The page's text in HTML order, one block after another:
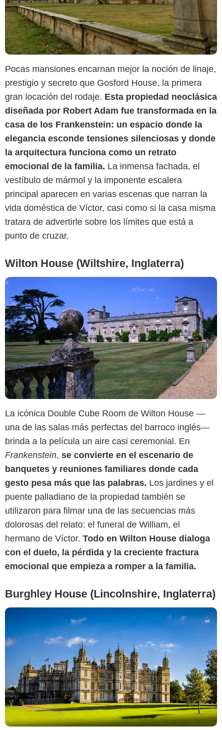
Pocas mansiones encarnan mejor la noción de linaje,
prestigio y secreto que Gosford House, la primera
gran locación del rodaje. Esta propiedad neoclásica
diseñada por Robert Adam fue transformada en la
casa de los Frankenstein: un espacio donde la
elegancia esconde tensiones silenciosas y donde
la arquitectura funciona como un retrato
emocional de la familia. La inmensa fachada, el
vestíbulo de mármol y la imponente escalera
principal aparecen en varias escenas que narran la
vida doméstica de Víctor, casi como si la casa misma
tratara de advertirle sobre los límites que está a
punto de cruzar.
Wilton House (Wiltshire, Inglaterra)
La icónica Double Cube Room de Wilton House —
una de las salas más perfectas del barroco inglés—
brinda a la película un aire casi ceremonial. En
Frankenstein, se convierte en el escenario de
banquetes y reuniones familiares donde cada
gesto pesa más que las palabras. Los jardines y el
puente palladiano de la propiedad también se
utilizaron para filmar una de las secuencias más
dolorosas del relato: el funeral de William, el
hermano de Víctor. Todo en Wilton House dialoga
con el duelo, la pérdida y la creciente fractura
emocional que empieza a romper a la familia.
Burghley House (Lincolnshire, Inglaterra)
Pexels